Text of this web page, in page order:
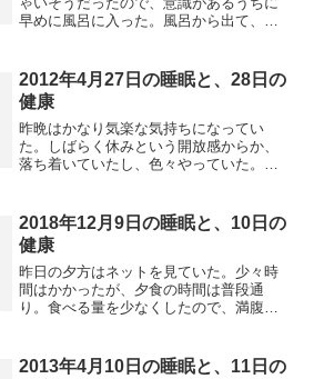
早めに風呂に入った。風呂から出て、テ
が、今朝は眠くてまた寝てしまった。7時
過ぎに何となく目覚...
2012年4月27日の睡眠と、28日の
健康
昨晩はかなり気楽な気持ちになってい
た。しばらく休みという開放感からか、
落ち着いていたし、色々やっていた。そ
り眠れずにいて、多分0時ぐらいにようや
く熟睡に入った。途中...
2018年12月9日の睡眠と、10日の
健康
昨日の夕方はネットを見ていた。少々時
間はかかったが、夕食の時間は普段通
り。食べる量を少なくしたので、満腹ま
寒いのでお湯割。その後、ベッドに横に
2013年4月10日の睡眠と、11日の